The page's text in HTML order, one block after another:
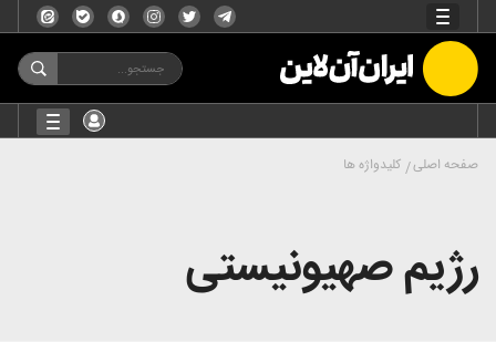
صفحه اصلی کلیدواژه ها
رژیم صهیونیستی